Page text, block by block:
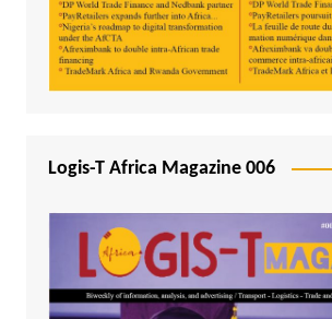
Logis-T Africa Magazine 006